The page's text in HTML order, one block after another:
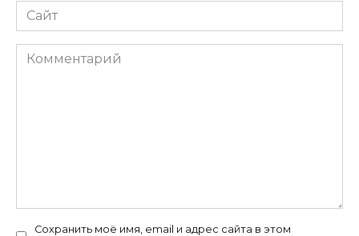
Сайт
Комментарий
Сохранить моё имя, email и адрес сайта в этом